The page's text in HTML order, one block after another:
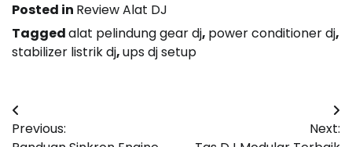
Posted in Review Alat DJ
Taggedalat pelindung gear dj, power conditioner dj,
stabilizer listrik dj,ups dj setup
Post
Previous:
Next: